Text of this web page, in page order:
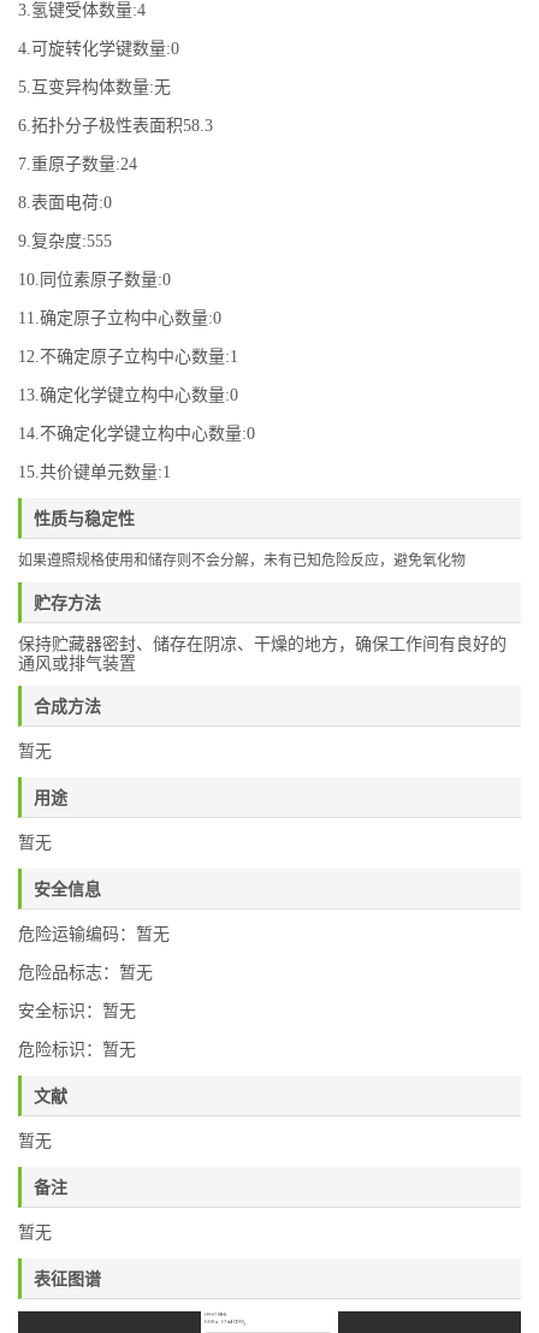
3.氢键受体数量:4
4.可旋转化学键数量:0
5.互变异构体数量:无
6.拓扑分子极性表面积58.3
7.重原子数量:24
8.表面电荷:0
9.复杂度:555
10.同位素原子数量:0
11.确定原子立构中心数量:0
12.不确定原子立构中心数量:1
13.确定化学键立构中心数量:0
14.不确定化学键立构中心数量:0
15.共价键单元数量:1
性质与稳定性
如果遵照规格使用和储存则不会分解，未有已知危险反应，避免氧化物
贮存方法
保持贮藏器密封、储存在阴凉、干燥的地方，确保工作间有良好的
通风或排气装置
合成方法
暂无
用途
暂无
安全信息
危险运输编码：暂无
危险品标志：暂无
安全标识：暂无
危险标识：暂无
文献
暂无
备注
暂无
表征图谱